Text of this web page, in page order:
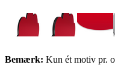
Bemærk: Kun ét motiv pr.